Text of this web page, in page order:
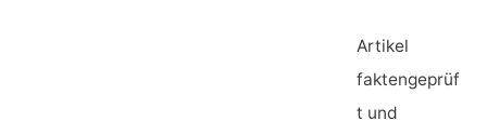
Artikel
faktengeprüf
t und